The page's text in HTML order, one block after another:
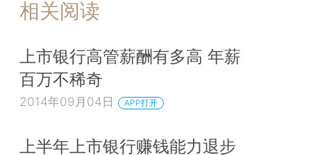
相关阅读
上市银行高管薪酬有多高 年薪
百万不稀奇
2014年09月04日 APP打开
上半年上市银行赚钱能力退步